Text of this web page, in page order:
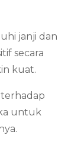
janji dan
secara
kuat.
untuk